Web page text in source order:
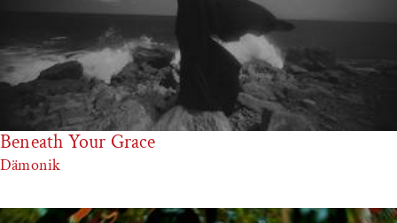
Beneath Your Grace
Dämonik